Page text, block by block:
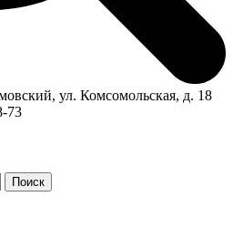
ул. Комсомольская, д. 18
73
Поиск